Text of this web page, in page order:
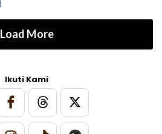
Load More
Ikuti Kami